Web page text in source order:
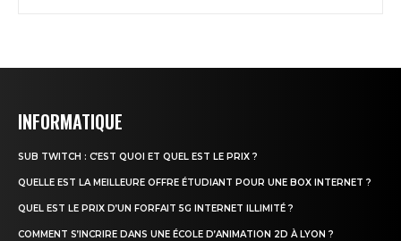
INFORMATIQUE
SUB TWITCH : C’EST QUOI ET QUEL EST LE PRIX ?
QUELLE EST LA MEILLEURE OFFRE ÉTUDIANT POUR UNE BOX INTERNET ?
QUEL EST LE PRIX D’UN FORFAIT 5G INTERNET ILLIMITÉ ?
COMMENT S’INCRIRE DANS UNE ÉCOLE D’ANIMATION 2D À LYON ?